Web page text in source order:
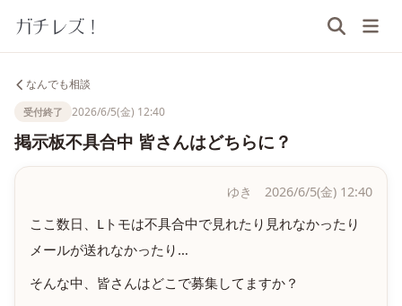
ガチレズ！
なんでも相談
受付終了 2026/6/5(金) 12:40
掲示板不具合中 皆さんはどちらに？
ゆき 2026/6/5(金) 12:40
ここ数日、Lトモは不具合中で見れたり見れなかったり
メールが送れなかったり…
そんな中、皆さんはどこで募集してますか？